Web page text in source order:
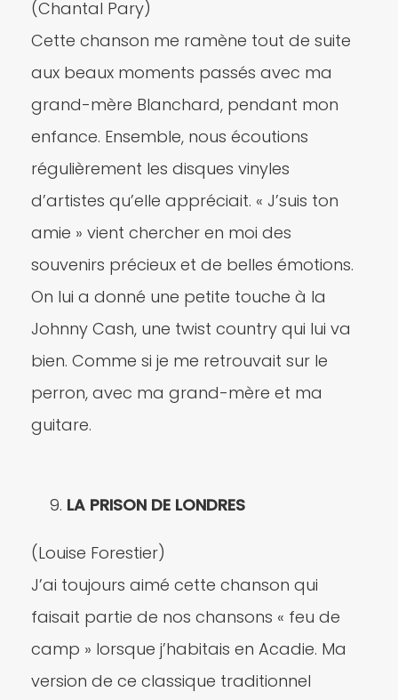
(Chantal Pary)
Cette chanson me ramène tout de suite
aux beaux moments passés avec ma
grand-mère Blanchard, pendant mon
enfance. Ensemble, nous écoutions
régulièrement les disques vinyles
d’artistes qu’elle appréciait. « J’suis ton
amie » vient chercher en moi des
souvenirs précieux et de belles émotions.
On lui a donné une petite touche à la
Johnny Cash, une twist country qui lui va
bien. Comme si je me retrouvait sur le
perron, avec ma grand-mère et ma
guitare.
LA PRISON DE LONDRES
(Louise Forestier)
J’ai toujours aimé cette chanson qui
faisait partie de nos chansons « feu de
camp » lorsque j’habitais en Acadie. Ma
version de ce classique traditionnel